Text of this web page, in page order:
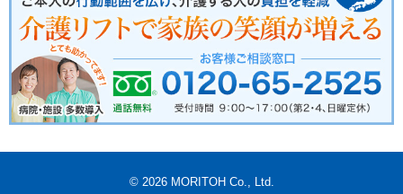
© 2026 MORITOH Co., Ltd.